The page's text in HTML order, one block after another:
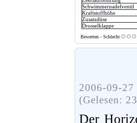
Schwimmernadelventil
Kraftstoffhöhe
Zusatzdüse
Drosselklappe
Bewerten - Schlecht
2006-09-
(Gelesen:
Der